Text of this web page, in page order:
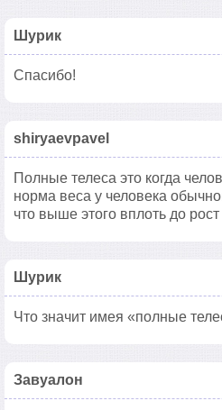
Шурик
Спасибо!
shiryaevpavel
Полные телеса это когда
норма веса у человека
что выше этого вплоть до
Шурик
Что значит имея «полные
Завуалон